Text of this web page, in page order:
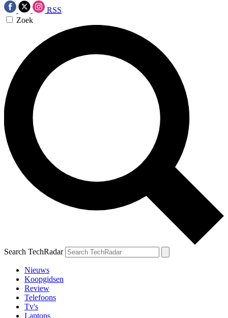
RSS
Zoek
Search TechRadar
Nieuws
Koopgidsen
Review
Telefoons
Tv's
Laptops